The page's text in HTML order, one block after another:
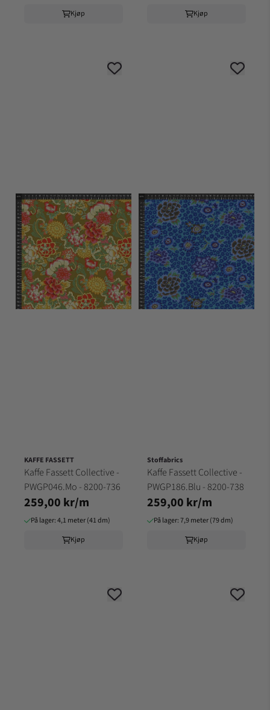
Kjøp Kjøp
KAFFE FASSETT
Kaffe Fassett Collective -
PWGP046.Mo - 8200-736
259,00 kr/m
På lager: 4,1 meter (41 dm)
Kjøp
Stoffabrics
Kaffe Fassett Collective -
PWGP186.Blu - 8200-738
259,00 kr/m
På lager: 7,9 meter (79 dm)
Kjøp